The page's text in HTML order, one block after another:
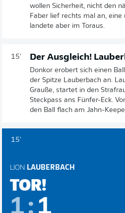
wollen Sicherheit, nicht den
Faber lief rechts mal an,
landete aber im Toraus.
15' Der Ausgleich!
Donkor erobert sich einen
der Spitze Lauberbach an.
Grauße, startet in den
Steckpass ans Fünfer-Eck.
den Ball flach am Jahn-
15'
LION LAUBERBACH
TOR!
1: 1